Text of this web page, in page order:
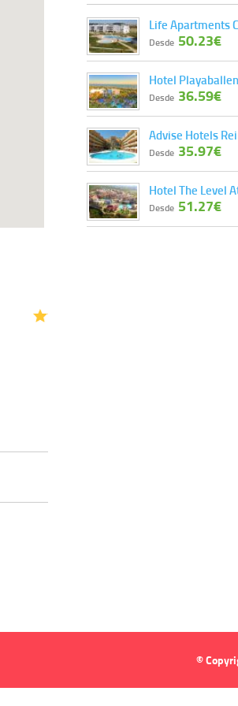
información tenemos sobre
eliminarla, tal y como se explica
información adicional disponible
página web.
Información complementaria:
la información adicional y
tratamos sus datos en lapolítica
Life Apartments
Desde 50.23€
Hotel
Desde 36.59€
Advise Hotels
Desde 35.97€
Hotel The Level
Desde 51.27€
©